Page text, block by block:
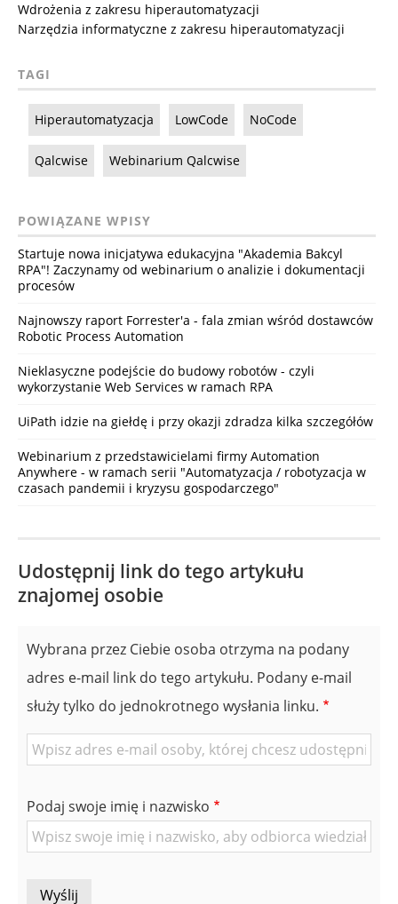
Wdrożenia z zakresu hiperautomatyzacji
Narzędzia informatyczne z zakresu hiperautomatyzacji
TAGI
Hiperautomatyzacja LowCode NoCode
Qalcwise Webinarium Qalcwise
POWIĄZANE WPISY
Startuje nowa inicjatywa edukacyjna "Akademia Bakcyl
RPA"! Zaczynamy od webinarium o analizie i dokumentacji
procesów
Najnowszy raport Forrester'a - fala zmian wśród dostawców
Robotic Process Automation
Nieklasyczne podejście do budowy robotów - czyli
wykorzystanie Web Services w ramach RPA
UiPath idzie na giełdę i przy okazji zdradza kilka szczegółów
Webinarium z przedstawicielami firmy Automation
Anywhere - w ramach serii "Automatyzacja / robotyzacja w
czasach pandemii i kryzysu gospodarczego"
Udostępnij link do tego artykułu
znajomej osobie
Wybrana przez Ciebie osoba otrzyma na podany
adres e-mail link do tego artykułu. Podany e-mail
służy tylko do jednokrotnego wysłania linku.
E-
znajomej
Osoby
Podaj swoje imię i nazwisko